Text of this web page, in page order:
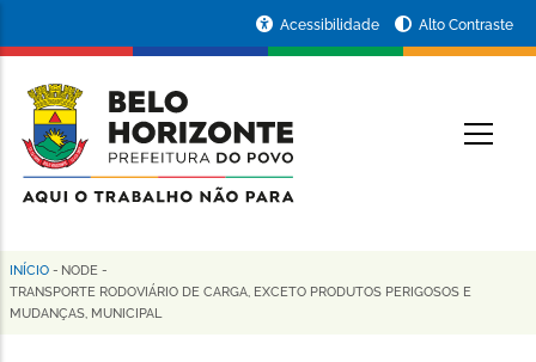
conteúdo
principal
da
Prefeitura
de
Horizonte
Acessibilidade Alto Contraste
Trilha
de
INÍCIO - NODE -
TRANSPORTE RODOVIÁRIO DE CARGA, EXCETO PRODUTOS PERIGOSOS E
MUDANÇAS, MUNICIPAL